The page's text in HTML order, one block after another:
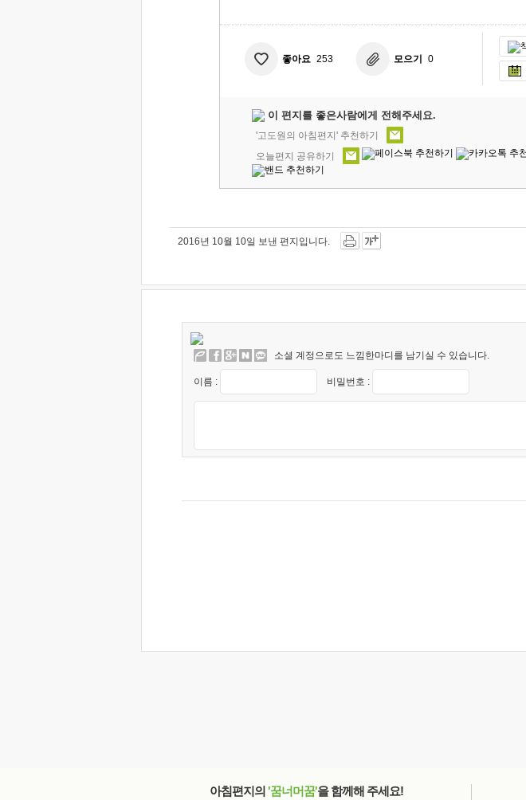
좋아요 253 모으기 0
이 편지를 좋은사람에게 전해주세요.
'고도원의 아침편지' 추천하기
오늘편지 공유하기
2016년 10월 10일 보낸 편지입니다.
소셜 계정으로도 느낌한마디를 남기실 수 있습니다.
이름 : 비밀번호 :
아침편지의 '꿈너머꿈'을 함께해 주세요!